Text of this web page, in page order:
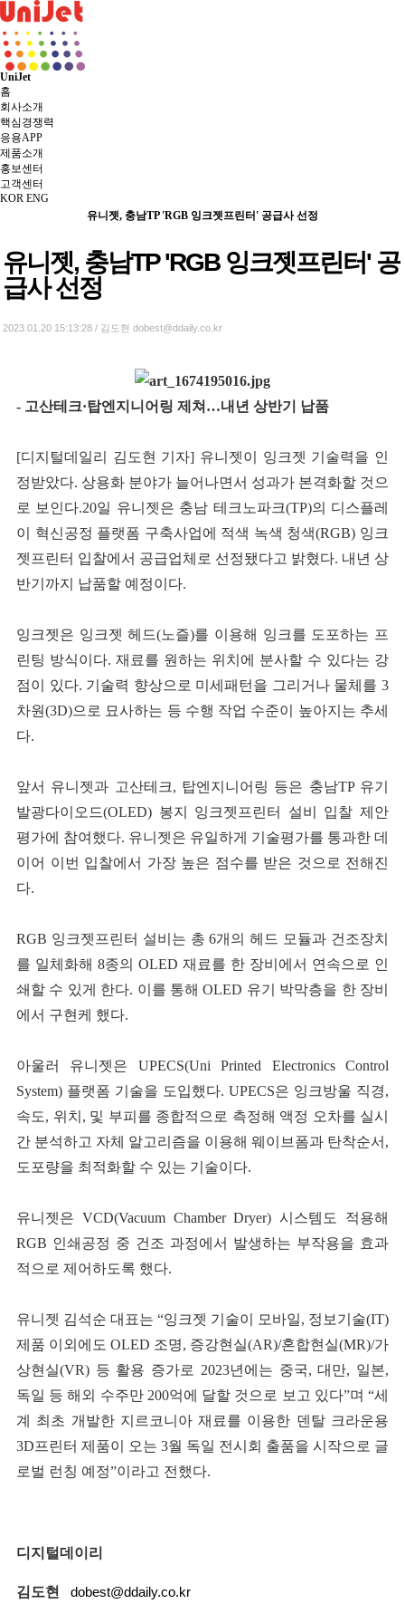
UniJet
홈
회사소개
핵심경쟁력
응용APP
제품소개
홍보센터
고객센터
KOR ENG
유니젯, 충남TP 'RGB 잉크젯프린터' 공급사 선정
유니젯, 충남TP 'RGB 잉크젯프린터' 공
급사 선정
2023.01.20 15:13:28 / 김도현 dobest@ddaily.co.kr
- 고산테크·탑엔지니어링 제쳐…내년 상반기 납품
[디지털데일리 김도현 기자] 유니젯이 잉크젯 기술력을 인
정받았다. 상용화 분야가 늘어나면서 성과가 본격화할 것으
로 보인다.20일 유니젯은 충남 테크노파크(TP)의 디스플레
이 혁신공정 플랫폼 구축사업에 적색 녹색 청색(RGB) 잉크
젯프린터 입찰에서 공급업체로 선정됐다고 밝혔다. 내년 상
반기까지 납품할 예정이다.
잉크젯은 잉크젯 헤드(노즐)를 이용해 잉크를 도포하는 프
린팅 방식이다. 재료를 원하는 위치에 분사할 수 있다는 강
점이 있다. 기술력 향상으로 미세패턴을 그리거나 물체를 3
차원(3D)으로 묘사하는 등 수행 작업 수준이 높아지는 추세
다.
앞서 유니젯과 고산테크, 탑엔지니어링 등은 충남TP 유기
발광다이오드(OLED) 봉지 잉크젯프린터 설비 입찰 제안
평가에 참여했다. 유니젯은 유일하게 기술평가를 통과한 데
이어 이번 입찰에서 가장 높은 점수를 받은 것으로 전해진
다.
RGB 잉크젯프린터 설비는 총 6개의 헤드 모듈과 건조장치
를 일체화해 8종의 OLED 재료를 한 장비에서 연속으로 인
쇄할 수 있게 한다. 이를 통해 OLED 유기 박막층을 한 장비
에서 구현케 했다.
아울러 유니젯은 UPECS(Uni Printed Electronics Control
System) 플랫폼 기술을 도입했다. UPECS은 잉크방울 직경,
속도, 위치, 및 부피를 종합적으로 측정해 액정 오차를 실시
간 분석하고 자체 알고리즘을 이용해 웨이브폼과 탄착순서,
도포량을 최적화할 수 있는 기술이다.
유니젯은 VCD(Vacuum Chamber Dryer) 시스템도 적용해
RGB 인쇄공정 중 건조 과정에서 발생하는 부작용을 효과
적으로 제어하도록 했다.
유니젯 김석순 대표는 “잉크젯 기술이 모바일, 정보기술(IT)
제품 이외에도 OLED 조명, 증강현실(AR)/혼합현실(MR)/가
상현실(VR) 등 활용 증가로 2023년에는 중국, 대만, 일본,
독일 등 해외 수주만 200억에 달할 것으로 보고 있다”며 “세
계 최초 개발한 지르코니아 재료를 이용한 덴탈 크라운용
3D프린터 제품이 오는 3월 독일 전시회 출품을 시작으로 글
로벌 런칭 예정”이라고 전했다.
디지털데이리
김도현 dobest@ddaily.co.kr